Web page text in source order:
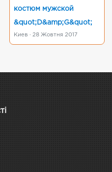
костюм мужской
&quot;D&amp;G&quot;
Киев · 28 Жовтня 2017